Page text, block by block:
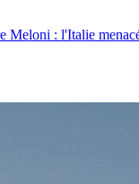
Meloni : l'Italie